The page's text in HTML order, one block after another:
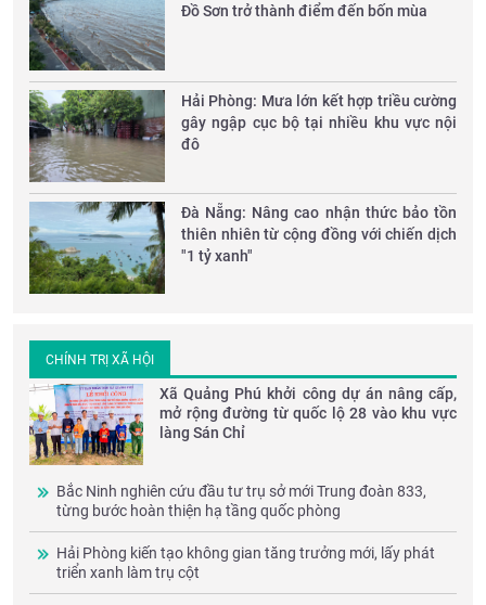
Đồ Sơn trở thành điểm đến bốn mùa
Hải Phòng: Mưa lớn kết hợp triều cường
gây ngập cục bộ tại nhiều khu vực nội
đô
Đà Nẵng: Nâng cao nhận thức bảo tồn
thiên nhiên từ cộng đồng với chiến dịch
"1 tỷ xanh"
CHÍNH TRỊ XÃ HỘI
Xã Quảng Phú khởi công dự án nâng cấp,
mở rộng đường từ quốc lộ 28 vào khu vực
làng Sán Chỉ
Bắc Ninh nghiên cứu đầu tư trụ sở mới Trung đoàn 833,
từng bước hoàn thiện hạ tầng quốc phòng
Hải Phòng kiến tạo không gian tăng trưởng mới, lấy phát
triển xanh làm trụ cột